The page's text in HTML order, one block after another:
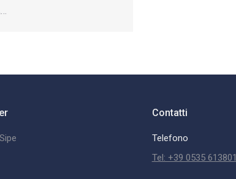
Contatti
Telefono
Tel: +39 0535 613801